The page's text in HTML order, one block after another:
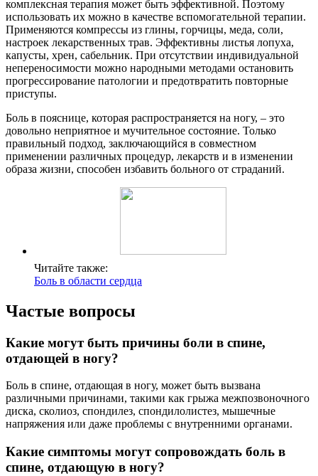
комплексная терапия может быть эффективной. Поэтому
использовать их можно в качестве вспомогательной терапии.
Применяются компрессы из глины, горчицы, меда, соли,
настроек лекарственных трав. Эффективны листья лопуха,
капусты, хрен, сабельник. При отсутствии индивидуальной
непереносимости можно народными методами остановить
прогрессирование патологии и предотвратить повторные
приступы.
Боль в пояснице, которая распространяется на ногу, – это
довольно неприятное и мучительное состояние. Только
правильный подход, заключающийся в совместном
применении различных процедур, лекарств и в изменении
образа жизни, способен избавить больного от страданий.
Читайте также:
Боль в области сердца
Частые вопросы
Какие могут быть причины боли в спине,
отдающей в ногу?
Боль в спине, отдающая в ногу, может быть вызвана
различными причинами, такими как грыжа межпозвоночного
диска, сколиоз, спондилез, спондилолистез, мышечные
напряжения или даже проблемы с внутренними органами.
Какие симптомы могут сопровождать боль в
спине, отдающую в ногу?